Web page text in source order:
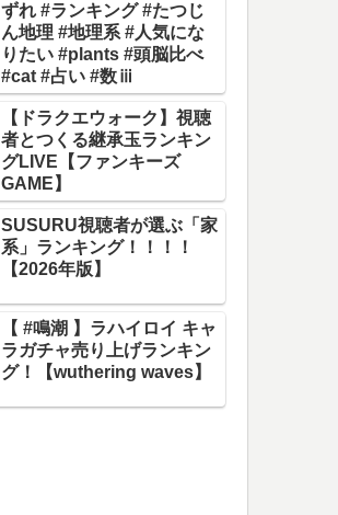
ずれ #ランキング #たつじ
ん地理 #地理系 #人気にな
りたい #plants #頭脳比べ
#cat #占い #数ⅲ
【ドラクエウォーク】視聴
者とつくる継承玉ランキン
グLIVE【ファンキーズ
GAME】
SUSURU視聴者が選ぶ「家
系」ランキング！！！！
【2026年版】
【 #鳴潮 】ラハイロイ キャ
ラガチャ売り上げランキン
グ！【wuthering waves】